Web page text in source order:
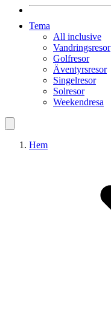
Tema
All inclusive
Vandringsresor
Golfresor
Äventyrsresor
Singelresor
Solresor
Weekendresa
Hem